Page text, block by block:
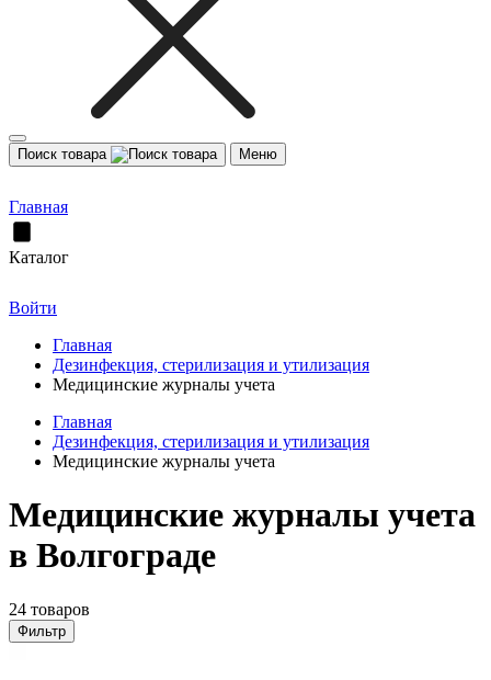
Поиск товара Меню
Главная
Каталог
Войти
Главная
Дезинфекция, стерилизация и утилизация
Медицинские журналы учета
Главная
Дезинфекция, стерилизация и утилизация
Медицинские журналы учета
Медицинские журналы учета
в Волгограде
24 товаров
Фильтр